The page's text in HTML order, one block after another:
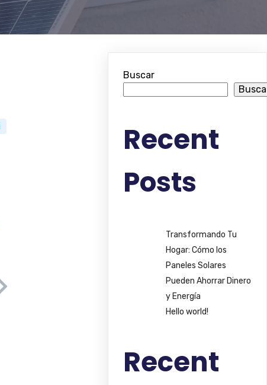
Buscar
Recent
Posts
Transformando Tu
Hogar: Cómo los
Paneles Solares
Pueden Ahorrar Dinero
y Energía
Hello world!
Recent